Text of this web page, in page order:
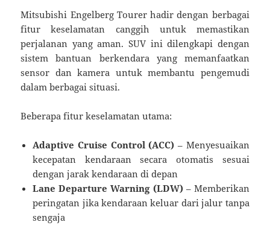
Mitsubishi Engelberg Tourer hadir dengan berbagai
fitur keselamatan canggih untuk memastikan
perjalanan yang aman. SUV ini dilengkapi dengan
sistem bantuan berkendara yang memanfaatkan
sensor dan kamera untuk membantu pengemudi
dalam berbagai situasi.
Beberapa fitur keselamatan utama:
Adaptive Cruise Control (ACC) – Menyesuaikan
kecepatan kendaraan secara otomatis sesuai
dengan jarak kendaraan di depan
Lane Departure Warning (LDW)– Memberikan
peringatan jika kendaraan keluar dari jalur tanpa
sengaja